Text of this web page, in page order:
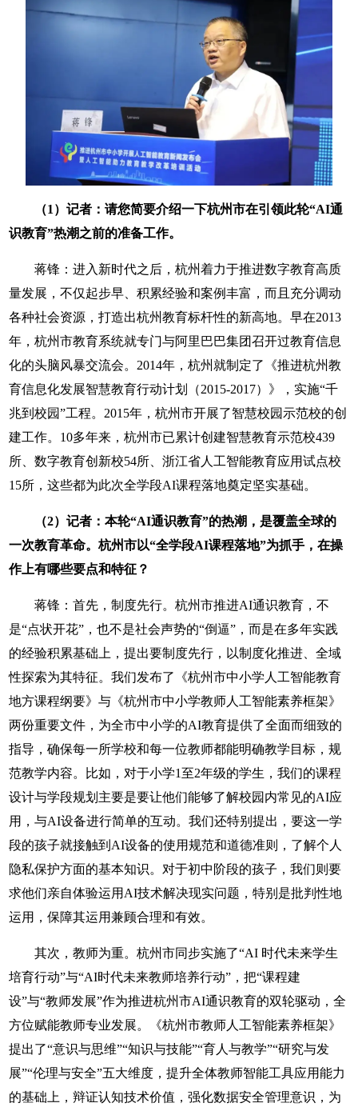
（1）记者：请您简要介绍一下杭州市在引领此轮“AI通
识教育”热潮之前的准备工作。
蒋锋：进入新时代之后，杭州着力于推进数字教育高质
量发展，不仅起步早、积累经验和案例丰富，而且充分调动
各种社会资源，打造出杭州教育标杆性的新高地。早在2013
年，杭州市教育系统就专门与阿里巴巴集团召开过教育信息
化的头脑风暴交流会。2014年，杭州就制定了《推进杭州教
育信息化发展智慧教育行动计划（2015-2017）》，实施“千
兆到校园”工程。2015年，杭州市开展了智慧校园示范校的创
建工作。10多年来，杭州市已累计创建智慧教育示范校439
所、数字教育创新校54所、浙江省人工智能教育应用试点校
15所，这些都为此次全学段AI课程落地奠定坚实基础。
（2）记者：本轮“AI通识教育”的热潮，是覆盖全球的
一次教育革命。杭州市以“全学段AI课程落地”为抓手，在操
作上有哪些要点和特征？
蒋锋：首先，制度先行。杭州市推进AI通识教育，不
是“点状开花”，也不是社会声势的“倒逼”，而是在多年实践
的经验积累基础上，提出要制度先行，以制度化推进、全域
性探索为其特征。我们发布了《杭州市中小学人工智能教育
地方课程纲要》与《杭州市中小学教师人工智能素养框架》
两份重要文件，为全市中小学的AI教育提供了全面而细致的
指导，确保每一所学校和每一位教师都能明确教学目标，规
范教学内容。比如，对于小学1至2年级的学生，我们的课程
设计与学段规划主要是要让他们能够了解校园内常见的AI应
用，与AI设备进行简单的互动。我们还特别提出，要这一学
段的孩子就接触到AI设备的使用规范和道德准则，了解个人
隐私保护方面的基本知识。对于初中阶段的孩子，我们则要
求他们亲自体验运用AI技术解决现实问题，特别是批判性地
运用，保障其运用兼顾合理和有效。
其次，教师为重。杭州市同步实施了“AI 时代未来学生
培育行动”与“AI时代未来教师培养行动”，把“课程建
设”与“教师发展”作为推进杭州市AI通识教育的双轮驱动，全
方位赋能教师专业发展。《杭州市教师人工智能素养框架》
提出了“意识与思维”“知识与技能”“育人与教学”“研究与发
展”“伦理与安全”五大维度，提升全体教师智能工具应用能力
的基础上，辩证认知技术价值，强化数据安全管理意识，为